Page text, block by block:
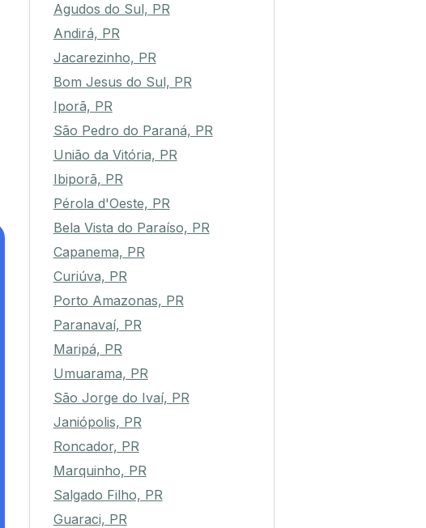
Agudos do Sul, PR
Andirá, PR
Jacarezinho, PR
Bom Jesus do Sul, PR
Iporã, PR
São Pedro do Paraná, PR
União da Vitória, PR
Ibiporã, PR
Pérola d'Oeste, PR
Bela Vista do Paraíso, PR
Capanema, PR
Curiúva, PR
Porto Amazonas, PR
Paranavaí, PR
Maripá, PR
Umuarama, PR
São Jorge do Ivaí, PR
Janiópolis, PR
Roncador, PR
Marquinho, PR
Salgado Filho, PR
Guaraci, PR